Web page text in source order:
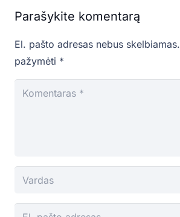
Parašykite komentarą
El. pašto adresas nebus skelbiamas.
pažymėti *